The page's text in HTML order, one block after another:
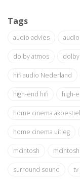
Tags
audio advies
dolby atmos
hifi audio Nederland
high-end hifi high-
home cinema
home cinema uitleg
mcintosh
surround sound